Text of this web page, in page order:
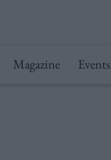
Magazine Events